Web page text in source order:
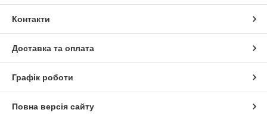
Контакти
Доставка та оплата
Графік роботи
Повна версія сайту